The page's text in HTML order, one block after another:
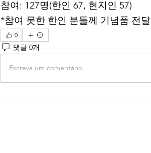
참여: 127명(한인 67, 현지인 57)
*참여 못한 한인 분들께 기념품 전달
0
댓글 0개
Escreva um comentário